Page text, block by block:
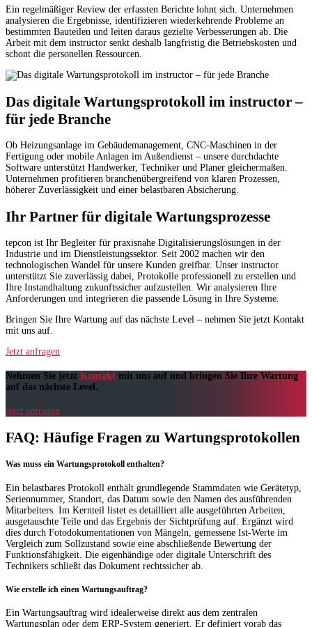
Ein regelmäßiger Review der erfassten Berichte lohnt sich. Unternehmen
analysieren die Ergebnisse, identifizieren wiederkehrende Probleme an
bestimmten Bauteilen und leiten daraus gezielte Verbesserungen ab. Die
Arbeit mit dem instructor senkt deshalb langfristig die Betriebskosten und
schont die personellen Ressourcen.
Das digitale Wartungsprotokoll im instructor –
für jede Branche
Ob Heizungsanlage im Gebäudemanagement, CNC-Maschinen in der
Fertigung oder mobile Anlagen im Außendienst – unsere durchdachte
Software unterstützt Handwerker, Techniker und Planer gleichermaßen.
Unternehmen profitieren branchenübergreifend von klaren Prozessen,
höherer Zuverlässigkeit und einer belastbaren Absicherung.
Ihr Partner für digitale Wartungsprozesse
tepcon ist Ihr Begleiter für praxisnahe Digitalisierungslösungen in der
Industrie und im Dienstleistungssektor. Seit 2002 machen wir den
technologischen Wandel für unsere Kunden greifbar. Unser instructor
unterstützt Sie zuverlässig dabei, Protokolle professionell zu erstellen und
Ihre Instandhaltung zukunftssicher aufzustellen. Wir analysieren Ihre
Anforderungen und integrieren die passende Lösung in Ihre Systeme.
Bringen Sie Ihre Wartung auf das nächste Level – nehmen Sie jetzt Kontakt
mit uns auf.
Jetzt anfragen
Nehmen Sie jetzt Kontakt mit uns auf und bringen Sie Ihre Wartung
auf das nächste Level.
Jetzt anfragen
FAQ: Häufige Fragen zu Wartungsprotokollen
Was muss ein Wartungsprotokoll enthalten?
Ein belastbares Protokoll enthält grundlegende Stammdaten wie Gerätetyp,
Seriennummer, Standort, das Datum sowie den Namen des ausführenden
Mitarbeiters. Im Kernteil listet es detailliert alle ausgeführten Arbeiten,
ausgetauschte Teile und das Ergebnis der Sichtprüfung auf. Ergänzt wird
dies durch Fotodokumentationen von Mängeln, gemessene Ist-Werte im
Vergleich zum Sollzustand sowie eine abschließende Bewertung der
Funktionsfähigkeit. Die eigenhändige oder digitale Unterschrift des
Technikers schließt das Dokument rechtssicher ab.
Wie erstelle ich einen Wartungsauftrag?
Ein Wartungsauftrag wird idealerweise direkt aus dem zentralen
Wartungsplan oder dem ERP-System generiert. Er definiert vorab das